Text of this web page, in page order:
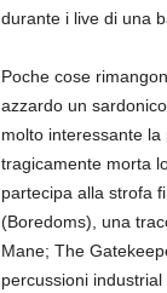
durante i live di una
Poche cose
azzardo un
molto interessante
tragicamente morta
partecipa alla strofa
(Boredoms), una
Mane; The
percussioni